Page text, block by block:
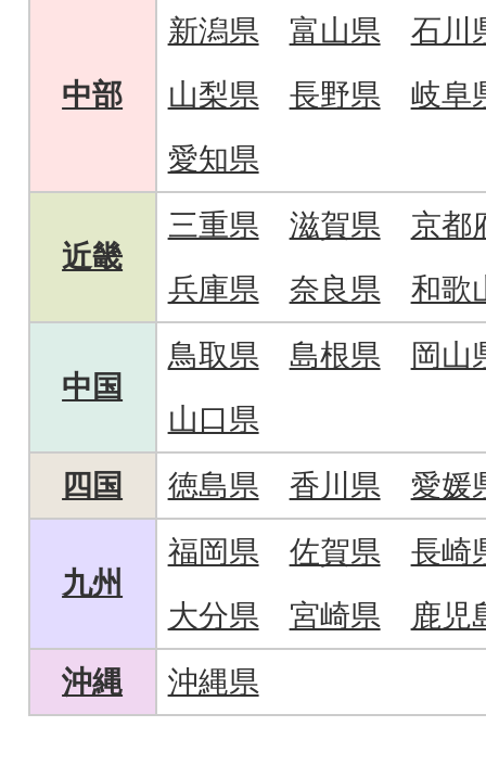
中部
新潟県 富山県
石川
山梨県
長野県
岐阜
愛知県
近畿
三重県 滋賀県
京都
兵庫県
奈良県 和歌
中国
鳥取県 島根県
岡山
山口県
四国
徳島県 香川県 愛媛
九州
福岡県 佐賀県
長崎
大分県
宮崎県
鹿児
沖縄
沖縄県